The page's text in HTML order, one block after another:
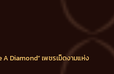
Diamond” เพชรเม็ดงามแห่ง